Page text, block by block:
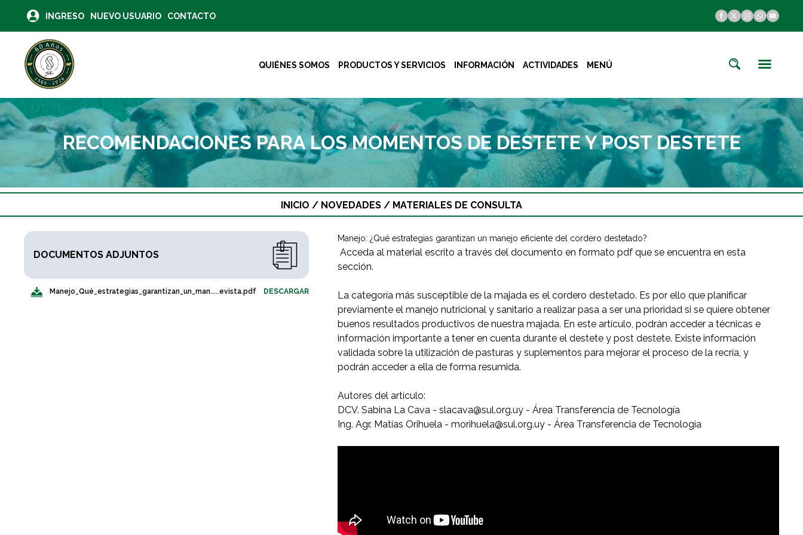
INGRESO NUEVO USUARIO CONTACTO
QUIÉNES SOMOS PRODUCTOS Y SERVICIOS INFORMACIÓN ACTIVIDADES MENÚ
RECOMENDACIONES PARA LOS MOMENTOS DE DESTETE Y POST DESTETE
INICIO / NOVEDADES / MATERIALES DE CONSULTA
DOCUMENTOS ADJUNTOS
Manejo_Qué_estrategias_garantizan_un_man.....evista.pdf DESCARGAR
Manejo: ¿Qué estrategias garantizan un manejo eficiente del cordero destetado?
Acceda al material escrito a través del documento en formato pdf que se encuentra en esta
sección.
La categoría más susceptible de la majada es el cordero destetado. Es por ello que planificar
previamente el manejo nutricional y sanitario a realizar pasa a ser una prioridad si se quiere obtener
buenos resultados productivos de nuestra majada. En este artículo, podrán acceder a técnicas e
información importante a tener en cuenta durante el destete y post destete. Existe información
validada sobre la utilización de pasturas y suplementos para mejorar el proceso de la recría, y
podrán acceder a ella de forma resumida.
Autores del artículo:
DCV. Sabina La Cava - slacava@sul.org.uy - Área Transferencia de Tecnología
Ing. Agr. Matías Orihuela - morihuela@sul.org.uy - Área Transferencia de Tecnología